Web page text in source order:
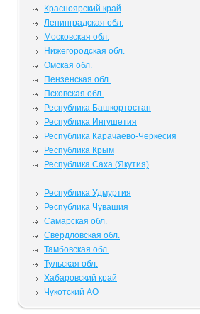
Красноярский край
Ленинградская обл.
Московская обл.
Нижегородская обл.
Омская обл.
Пензенская обл.
Псковская обл.
Республика Башкортостан
Республика Ингушетия
Республика Карачаево-Черкесия
Республика Крым
Республика Саха (Якутия)
Республика Удмуртия
Республика Чувашия
Самарская обл.
Свердловская обл.
Тамбовская обл.
Тульская обл.
Хабаровский край
Чукотский АО